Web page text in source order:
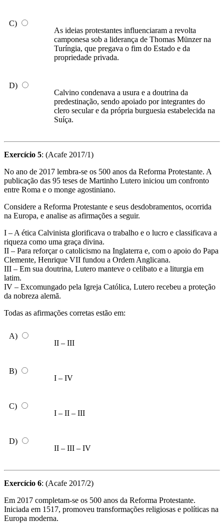
C)
As ideias protestantes influenciaram a revolta
camponesa sob a liderança de Thomas Münzer na
Turíngia, que pregava o fim do Estado e da
propriedade privada.
D)
Calvino condenava a usura e a doutrina da
predestinação, sendo apoiado por integrantes do
clero secular e da própria burguesia estabelecida na
Suíça.
Exercício 5: (Acafe 2017/1)
No ano de 2017 lembra-se os 500 anos da Reforma Protestante. A
publicação das 95 teses de Martinho Lutero iniciou um confronto
entre Roma e o monge agostiniano.
Considere a Reforma Protestante e seus desdobramentos, ocorrida
na Europa, e analise as afirmações a seguir.
I – A ética Calvinista glorificava o trabalho e o lucro e classificava a
riqueza como uma graça divina.
II – Para reforçar o catolicismo na Inglaterra e, com o apoio do Papa
Clemente, Henrique VII fundou a Ordem Anglicana.
III – Em sua doutrina, Lutero manteve o celibato e a liturgia em
latim.
IV – Excomungado pela Igreja Católica, Lutero recebeu a proteção
da nobreza alemã.
Todas as afirmações corretas estão em:
A)
II – III
B)
I – IV
C)
I – II – III
D)
II – III – IV
Exercício 6: (Acafe 2017/2)
Em 2017 completam-se os 500 anos da Reforma Protestante.
Iniciada em 1517, promoveu transformações religiosas e políticas na
Europa moderna.